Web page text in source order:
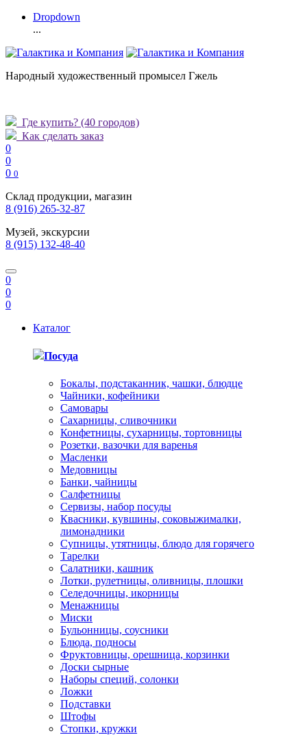
Dropdown
...
Народный художественный промысел Гжель
Где купить? (40 городов)
Как сделать заказ
0
0
0 0
Склад продукции, магазин
8 (916) 265-32-87
Музей, экскурсии
8 (915) 132-48-40
0
0
0
Каталог
Посуда
Бокалы, подстаканник, чашки, блюдце
Чайники, кофейники
Самовары
Сахарницы, сливочники
Конфетницы, сухарницы, тортовницы
Розетки, вазочки для варенья
Масленки
Медовницы
Банки, чайницы
Салфетницы
Сервизы, набор посуды
Квасники, кувшины, соковыжималки,
лимонадники
Супницы, утятницы, блюдо для горячего
Тарелки
Салатники, кашник
Лотки, рулетницы, оливницы, плошки
Селедочницы, икорницы
Менажницы
Миски
Бульонницы, соусники
Блюда, подносы
Фруктовницы, орешница, корзинки
Доски сырные
Наборы специй, солонки
Ложки
Подставки
Штофы
Стопки, кружки